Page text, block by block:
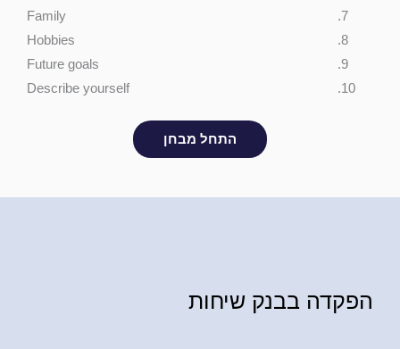
Family
Hobbies
Future goals
Describe yourself
הפקדה בבנק שיחות